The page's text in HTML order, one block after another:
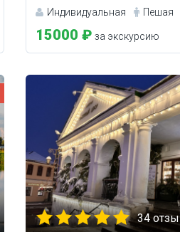
Индивидуальная Пешая
15000 ₽ за экскурсию
34